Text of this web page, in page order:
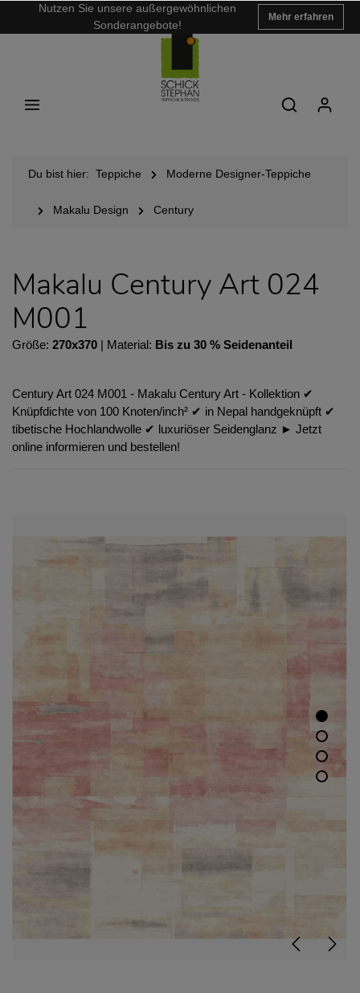
Nutzen Sie unsere außergewöhnlichen
Sonderangebote!
Mehr erfahren
Du bist hier: Teppiche Moderne Designer-Teppiche
Makalu Design Century
Makalu Century Art 024
M001
Größe: 270x370 | Material: Bis zu 30 % Seidenanteil
Century Art 024 M001 - Makalu Century Art - Kollektion ✔︎
Knüpfdichte von 100 Knoten/inch² ✔︎ in Nepal handgeknüpft ✔︎
tibetische Hochlandwolle ✔︎ luxuriöser Seidenglanz ► Jetzt
online informieren und bestellen!